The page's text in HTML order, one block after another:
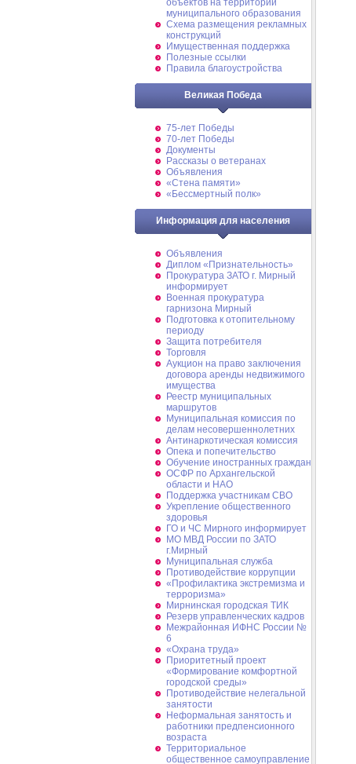
объектов на территории
муниципального образования
Схема размещения рекламных
конструкций
Имущественная поддержка
Полезные ссылки
Правила благоустройства
Великая Победа
75-лет Победы
70-лет Победы
Документы
Рассказы о ветеранах
Объявления
«Стена памяти»
«Бессмертный полк»
Информация для населения
Объявления
Диплом «Признательность»
Прокуратура ЗАТО г. Мирный
информирует
Военная прокуратура
гарнизона Мирный
Подготовка к отопительному
периоду
Защита потребителя
Торговля
Аукцион на право заключения
договора аренды недвижимого
имущества
Реестр муниципальных
маршрутов
Муниципальная комиссия по
делам несовершеннолетних
Антинаркотическая комиссия
Опека и попечительство
Обучение иностранных граждан
ОСФР по Архангельской
области и НАО
Поддержка участникам СВО
Укрепление общественного
здоровья
ГО и ЧС Мирного информирует
МО МВД России по ЗАТО
г.Мирный
Муниципальная cлужба
Противодействие коррупции
«Профилактика экстремизма и
терроризма»
Мирнинская городская ТИК
Резерв управленческих кадров
Межрайонная ИФНС России №
6
«Охрана труда»
Приоритетный проект
«Формирование комфортной
городской среды»
Противодействие нелегальной
занятости
Неформальная занятость и
работники предпенсионного
возраста
Территориальное
общественное самоуправление